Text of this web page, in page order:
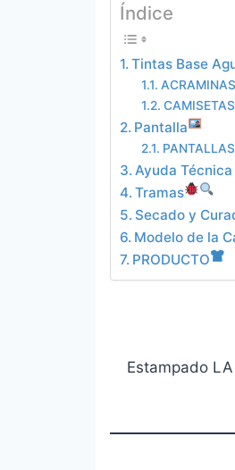
Índice
Tintas Base
Pantalla
Ayuda Técnica
Tramas
Secado y
Modelo de la
PRODUCTO
Estampado LA